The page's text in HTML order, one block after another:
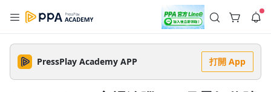
註冊領取 上千元優惠券！
公告
🌞 PPA 避暑津貼．冷氣房升級｜期間快閃活動
🥵 酷暑限時快閃｜單筆滿 NT$2,500 現折 NT$300、再贈最高
PressPlay Academy APP 打開 App
--:-- --:--